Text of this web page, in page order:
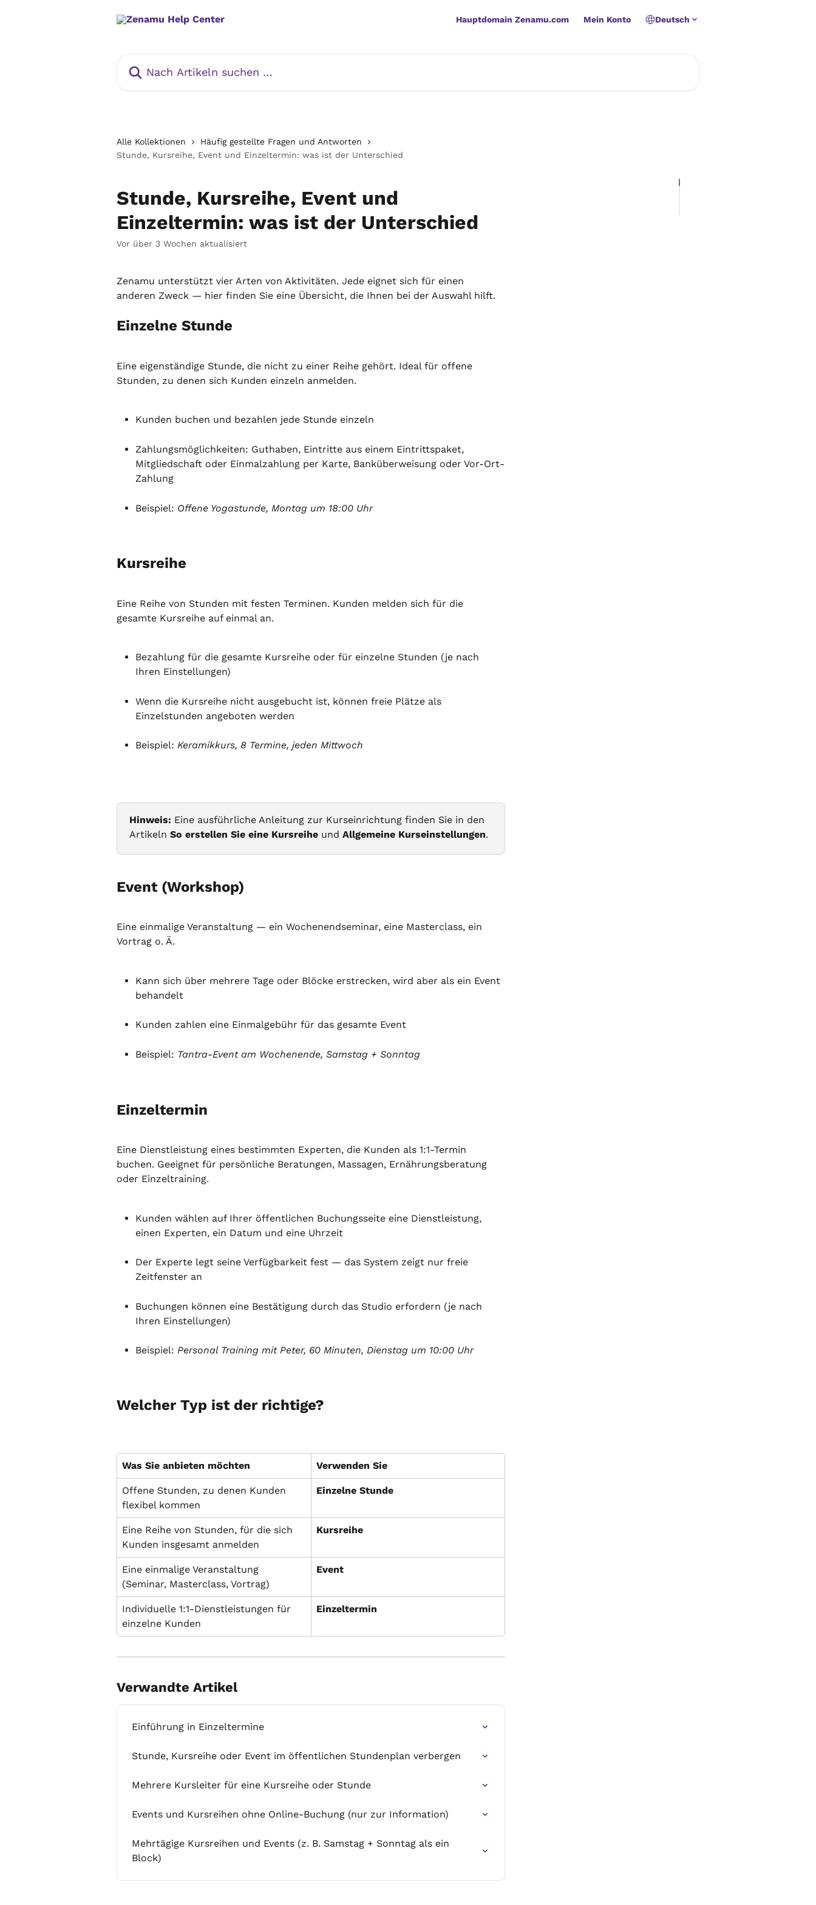
Hauptdomain Zenamu.com Mein Konto Deutsch
Alle Kollektionen
Häufig gestellte Fragen und Antworten
Stunde, Kursreihe, Event und Einzeltermin: was ist der Unterschied
Stunde, Kursreihe, Event und
Einzeltermin: was ist der Unterschied
Vor über 3 Wochen aktualisiert
Zenamu unterstützt vier Arten von Aktivitäten. Jede eignet sich für einen
anderen Zweck — hier finden Sie eine Übersicht, die Ihnen bei der Auswahl hilft.
Einzelne Stunde
Eine eigenständige Stunde, die nicht zu einer Reihe gehört. Ideal für offene
Stunden, zu denen sich Kunden einzeln anmelden.
Kunden buchen und bezahlen jede Stunde einzeln
Zahlungsmöglichkeiten: Guthaben, Eintritte aus einem Eintrittspaket,
Mitgliedschaft oder Einmalzahlung per Karte, Banküberweisung oder Vor-Ort-
Zahlung
Beispiel: Offene Yogastunde, Montag um 18:00 Uhr
Kursreihe
Eine Reihe von Stunden mit festen Terminen. Kunden melden sich für die
gesamte Kursreihe auf einmal an.
Bezahlung für die gesamte Kursreihe oder für einzelne Stunden (je nach
Ihren Einstellungen)
Wenn die Kursreihe nicht ausgebucht ist, können freie Plätze als
Einzelstunden angeboten werden
Beispiel: Keramikkurs, 8 Termine, jeden Mittwoch
Hinweis: Eine ausführliche Anleitung zur Kurseinrichtung finden Sie in den
Artikeln So erstellen Sie eine Kursreihe und Allgemeine Kurseinstellungen.
Event (Workshop)
Eine einmalige Veranstaltung — ein Wochenendseminar, eine Masterclass, ein
Vortrag o. Ä.
Kann sich über mehrere Tage oder Blöcke erstrecken, wird aber als ein Event
behandelt
Kunden zahlen eine Einmalgebühr für das gesamte Event
Beispiel: Tantra-Event am Wochenende, Samstag + Sonntag
Einzeltermin
Eine Dienstleistung eines bestimmten Experten, die Kunden als 1:1-Termin
buchen. Geeignet für persönliche Beratungen, Massagen, Ernährungsberatung
oder Einzeltraining.
Kunden wählen auf Ihrer öffentlichen Buchungsseite eine Dienstleistung,
einen Experten, ein Datum und eine Uhrzeit
Der Experte legt seine Verfügbarkeit fest — das System zeigt nur freie
Zeitfenster an
Buchungen können eine Bestätigung durch das Studio erfordern (je nach
Ihren Einstellungen)
Beispiel: Personal Training mit Peter, 60 Minuten, Dienstag um 10:00 Uhr
Welcher Typ ist der richtige?
Was Sie anbieten möchten Verwenden Sie
Offene Stunden, zu denen Kunden
flexibel kommen
Einzelne Stunde
Eine Reihe von Stunden, für die sich
Kunden insgesamt anmelden
Kursreihe
Eine einmalige Veranstaltung
(Seminar, Masterclass, Vortrag)
Event
Individuelle 1:1-Dienstleistungen für
einzelne Kunden
Einzeltermin
Verwandte Artikel
Einführung in Einzeltermine
Stunde, Kursreihe oder Event im öffentlichen Stundenplan verbergen
Mehrere Kursleiter für eine Kursreihe oder Stunde
Events und Kursreihen ohne Online-Buchung (nur zur Information)
Mehrtägige Kursreihen und Events (z. B. Samstag + Sonntag als ein
Block)